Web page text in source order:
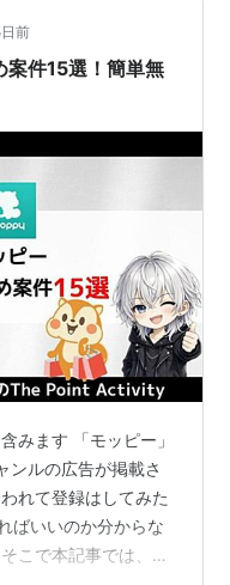
前
案件15選！簡単無
みます 「モッピー」
ンルの広告が掲載さ
れて登録はしてみた
ばいいのか分からな
こで本記事では、筆